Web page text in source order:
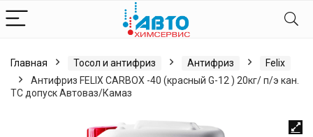
Главная Тосол и антифриз Антифриз
Felix
Антифриз FELIX CARBOX -40 (красный G-12 ) 20кг/ п/э кан.
ТС допуск Автоваз/Камаз